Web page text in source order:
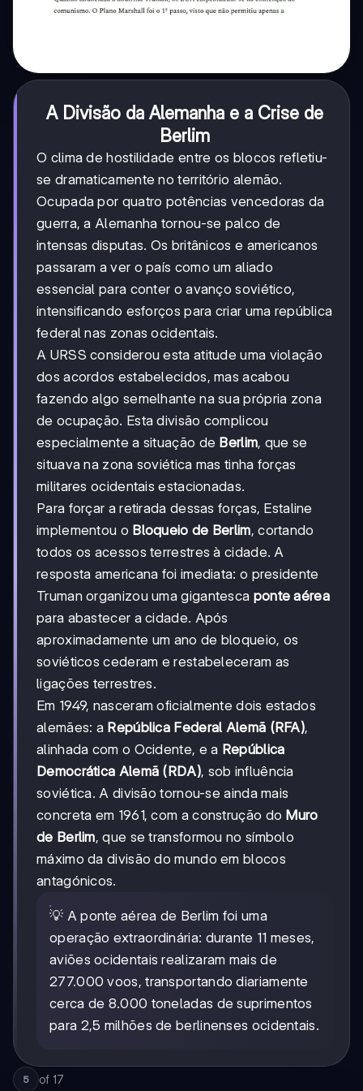
A Divisão da Alemanha e a Crise de
Berlim
O clima de hostilidade entre os blocos refletiu-
se dramaticamente no território alemão.
Ocupada por quatro potências vencedoras da
guerra, a Alemanha tornou-se palco de
intensas disputas. Os britânicos e americanos
passaram a ver o país como um aliado
essencial para conter o avanço soviético,
intensificando esforços para criar uma república
federal nas zonas ocidentais.
A URSS considerou esta atitude uma violação
dos acordos estabelecidos, mas acabou
fazendo algo semelhante na sua própria zona
de ocupação. Esta divisão complicou
especialmente a situação de Berlim, que se
situava na zona soviética mas tinha forças
militares ocidentais estacionadas.
Para forçar a retirada dessas forças, Estaline
implementou o Bloqueio de Berlim, cortando
todos os acessos terrestres à cidade. A
resposta americana foi imediata: o presidente
Truman organizou uma gigantesca ponte aérea
para abastecer a cidade. Após
aproximadamente um ano de bloqueio, os
soviéticos cederam e restabeleceram as
ligações terrestres.
Em 1949, nasceram oficialmente dois estados
alemães: a República Federal Alemã (RFA),
alinhada com o Ocidente, e a República
Democrática Alemã (RDA), sob influência
soviética. A divisão tornou-se ainda mais
concreta em 1961, com a construção do Muro
de Berlim, que se transformou no símbolo
máximo da divisão do mundo em blocos
antagónicos.
💡 A ponte aérea de Berlim foi uma
operação extraordinária: durante 11 meses,
aviões ocidentais realizaram mais de
277.000 voos, transportando diariamente
cerca de 8.000 toneladas de suprimentos
para 2,5 milhões de berlinenses ocidentais.
5 of 17